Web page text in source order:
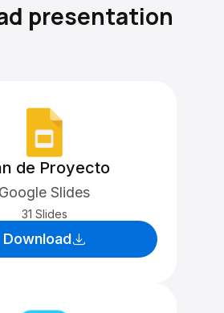
presentation
de Proyecto
Google Slides
31 Slides
Download